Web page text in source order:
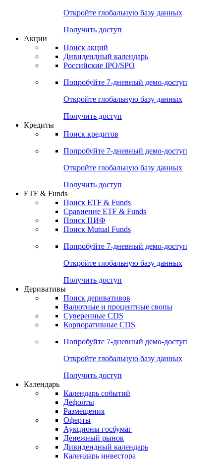
Опросы
Попробуйте7-дневный
Откройте глобальную базу данных
Получить доступ
Поиск акций
Российские IPO/SPO
Попробуйте7-дневный
Откройте глобальную базу данных
Получить доступ
Поиск кредитов
Попробуйте7-дневный
Откройте глобальную базу данных
Получить доступ
ETF & Funds
Сравнение ETF & Funds
Поиск Mutual Funds
Попробуйте7-дневный
Откройте глобальную базу данных
Получить доступ
Деривативы
Валютные и процентные свопы
Корпоративные CDS
Попробуйте7-дневный
Откройте глобальную базу данных
Получить доступ
Календарь
Календарь событий
Дефолты
Размещения
Оферты